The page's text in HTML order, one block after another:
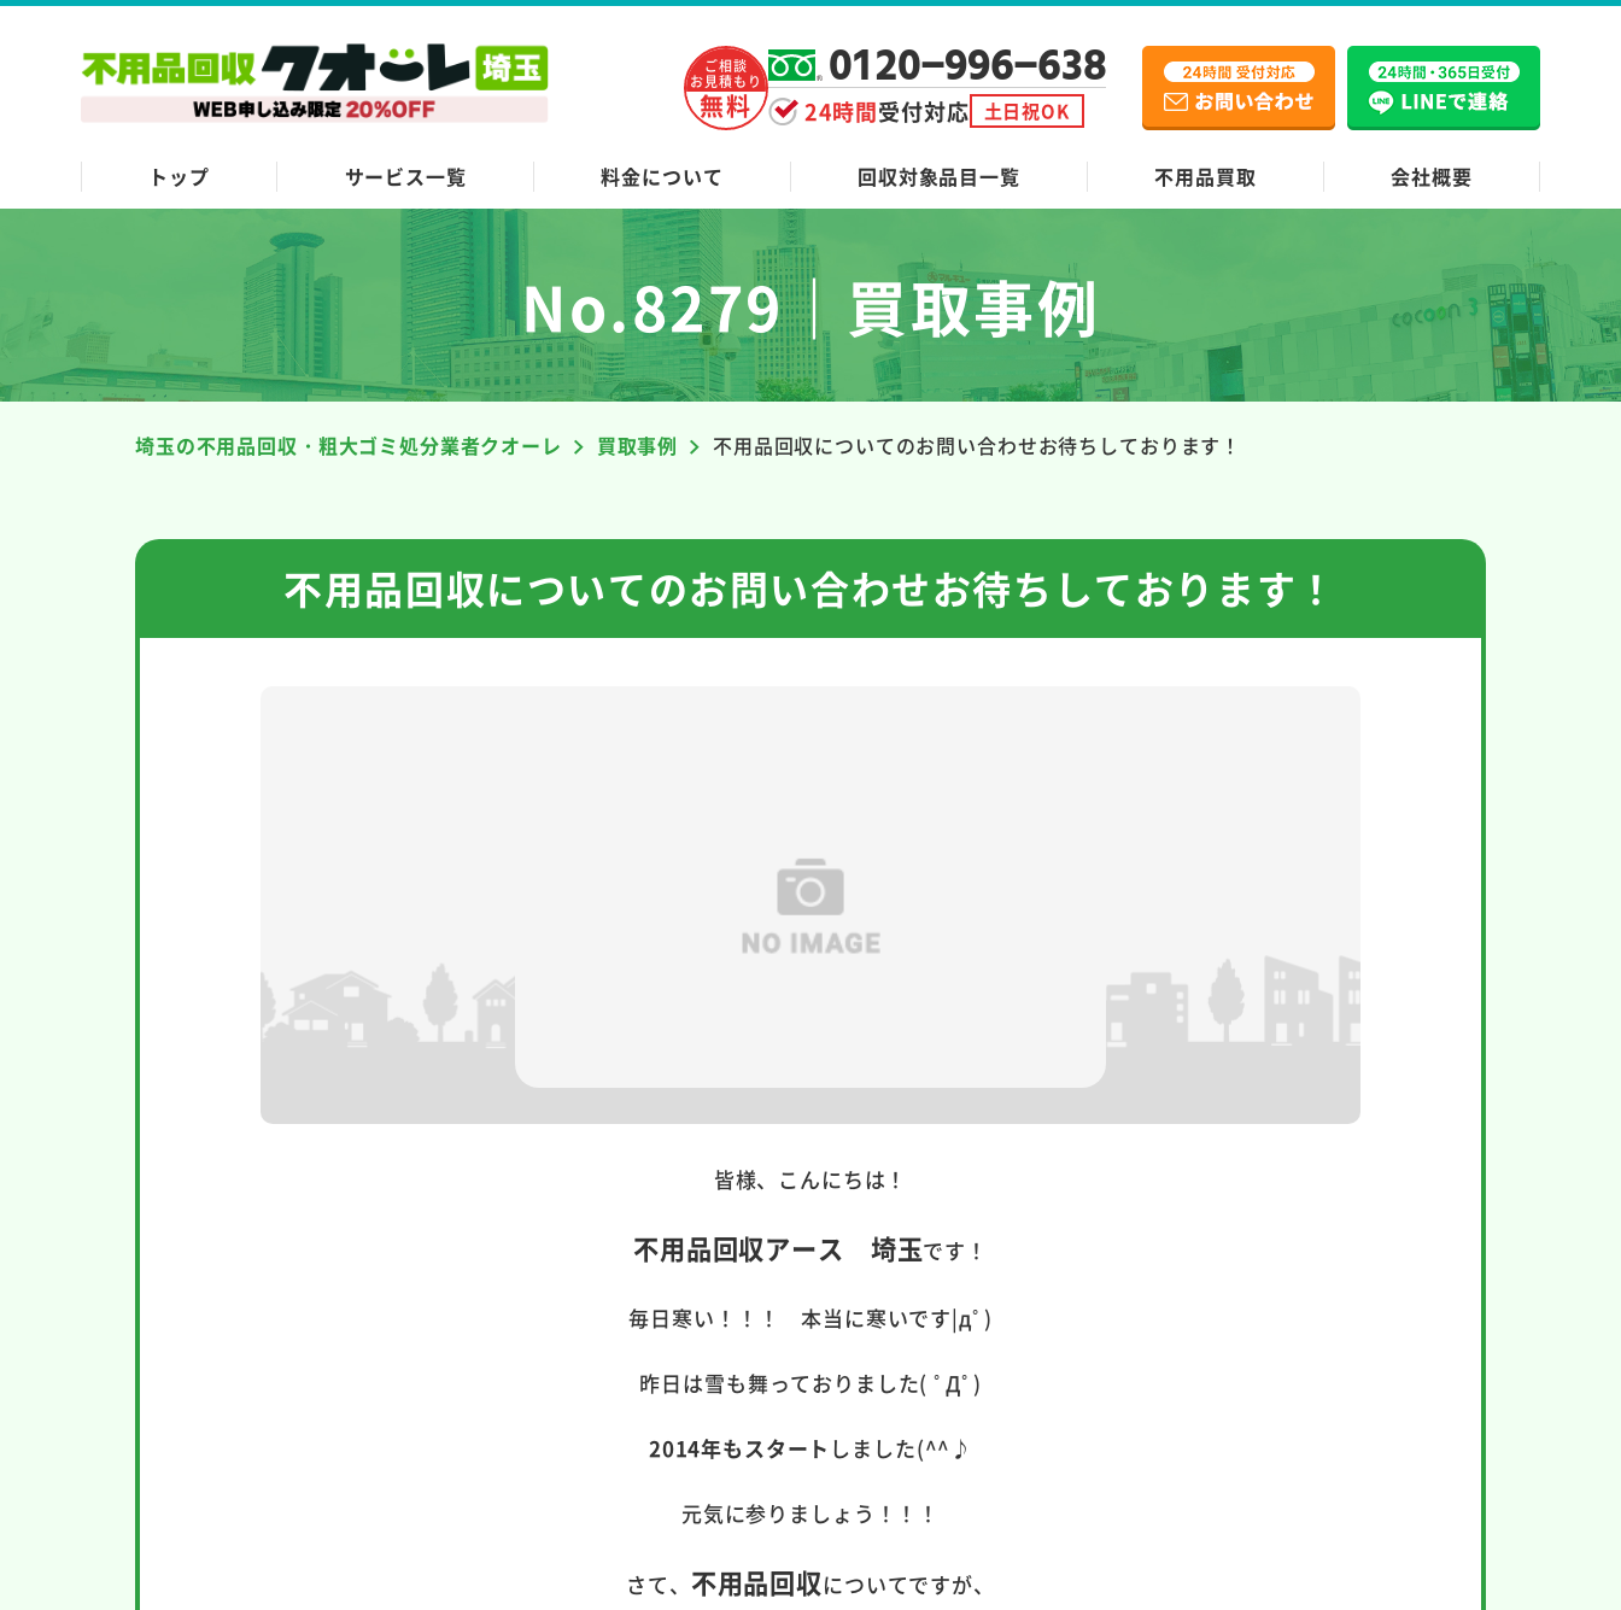
ご相談
お見積もり
無料
0120-996-638
24時間受付対応 土日祝OK
トップ サービス一覧 料金について 回収対象品目一覧 不用品買取 会社概要
No.8279｜買取事例
埼玉の不用品回収・粗大ゴミ処分業者クオーレ 買取事例 不用品回収についてのお問い合わせお待ちしております！
不用品回収についてのお問い合わせお待ちしております！
皆様、こんにちは！
不用品回収アース 埼玉です！
毎日寒い！！！ 本当に寒いです|дﾟ)
昨日は雪も舞っておりました( ﾟДﾟ)
2014年もスタート しました(^^♪
元気に参りましょう！！！
さて、 不用品回収についてですが、